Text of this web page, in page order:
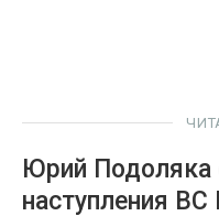
Юрий Подоляка
наступления